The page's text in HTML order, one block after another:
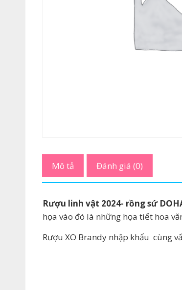
Mô tả Đánh giá (0)
Rượu linh vật 2024- rồng sứ
họa vào đó là những họa tiết hoa
Rượu XO Brandy nhập khẩu cùng